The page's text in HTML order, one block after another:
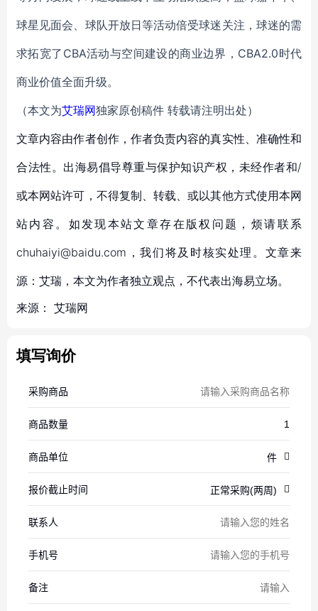
球星见面会、球队开放日等活动倍受球迷关注，球迷的需
求拓宽了CBA活动与空间建设的商业边界，CBA2.0时代
商业价值全面升级。
（本文为艾瑞网独家原创稿件 转载请注明出处）
文章内容由作者创作，作者负责内容的真实性、准确性和
合法性。出海易倡导尊重与保护知识产权，未经作者和/
或本网站许可，不得复制、转载、或以其他方式使用本网
站内容。如发现本站文章存在版权问题，烦请联系
chuhaiyi@baidu.com，我们将及时核实处理。文章来
源：艾瑞，本文为作者独立观点，不代表出海易立场。
来源： 艾瑞网
填写询价